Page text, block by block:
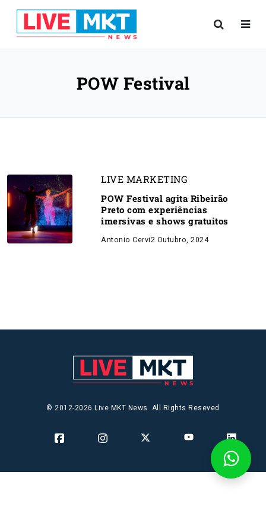
POW Festival
LIVE MARKETING
POW Festival agita Ribeirão
Preto com experiências
imersivas e shows gratuitos
Antonio Cervi2 Outubro, 2024
© 2012-2026 Live MKT News. All Rights Reseved